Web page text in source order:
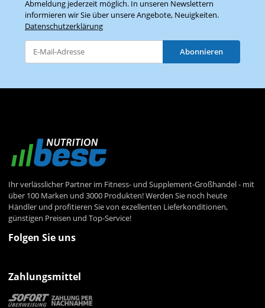
Abmeldung jederzeit möglich. In unseren Newslettern
informieren wir Sie über unsere Angebote, Neuigkeiten.
Datenschutzerklärung
Abonnieren
Ihr verlässlicher Partner im Fitness- und Supplement-Großhandel - mit
über 100 Marken und 3000 Produkten! Werden Sie noch heute
Händler und profitieren Sie von exzellenten Lieferkonditionen,
günstigen Preisen und Top-Service!
Folgen Sie uns
Zahlungsmittel